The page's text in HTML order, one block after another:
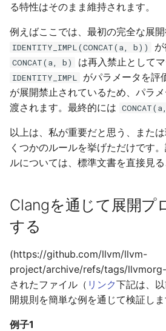
る特性はそのまま維持されます。
例えばここでは、最初の完全な展
IDENTITY_IMPL(CONCAT(a, b)) が
CONCAT(a, b) は再入禁止として
IDENTITY_IMPL
がパラメータを評
が展開禁止されているため、パラ
渡されます。最終的には
以上は、私が重要だと思う、また
くつかのルールを挙げただけです
ルについては、標準文書を直接見る
Clangを通じて展開プ
する
(https://github.com/llvm/llvm-
project/archive/refs/tags/llvmorg-
されたファイル（ リンク下記は、
開規則を簡単な例を通じて検証しま
例子1